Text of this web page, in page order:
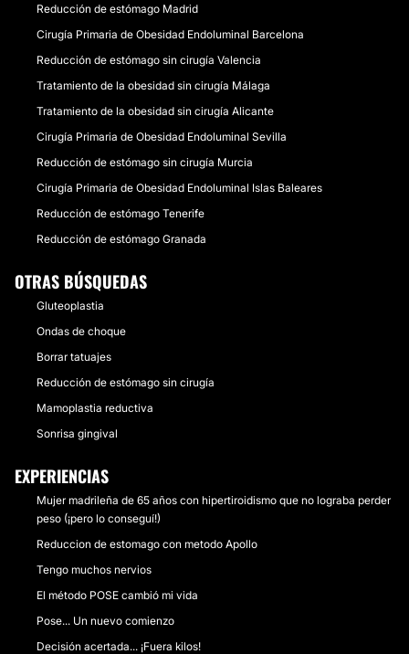
Reducción de estómago Madrid
Cirugía Primaria de Obesidad Endoluminal Barcelona
Reducción de estómago sin cirugía Valencia
Tratamiento de la obesidad sin cirugía Málaga
Tratamiento de la obesidad sin cirugía Alicante
Cirugía Primaria de Obesidad Endoluminal Sevilla
Reducción de estómago sin cirugía Murcia
Cirugía Primaria de Obesidad Endoluminal Islas Baleares
Reducción de estómago Tenerife
Reducción de estómago Granada
OTRAS BÚSQUEDAS
Gluteoplastia
Ondas de choque
Borrar tatuajes
Reducción de estómago sin cirugía
Mamoplastia reductiva
Sonrisa gingival
EXPERIENCIAS
Mujer madrileña de 65 años con hipertiroidismo que no lograba perder
peso (¡pero lo conseguí!)
Reduccion de estomago con metodo Apollo
Tengo muchos nervios
El método POSE cambió mi vida
Pose... Un nuevo comienzo
Decisión acertada... ¡Fuera kilos!